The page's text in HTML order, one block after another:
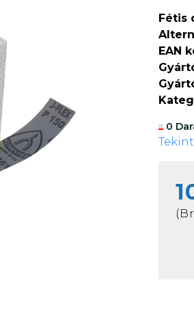
Fétis
EAN
0